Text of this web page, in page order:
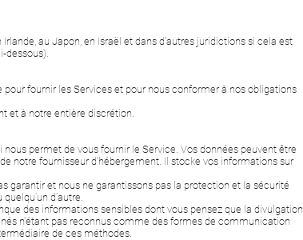
au Japon, en Israël et dans d'autres juridictions si cela est
dessous).
fournir les Services et pour nous conformer à nos obligations
et à notre entière discrétion.
permet de vous fournir le Service. Vos données peuvent être
notre fournisseur d'hébergement. Il stocke vos informations sur
garantir et nous ne garantissons pas la protection et la sécurité
d’autre.
des informations sensibles dont vous pensez que la divulgation
n'étant pas reconnus comme des formes de communication
de ces méthodes.